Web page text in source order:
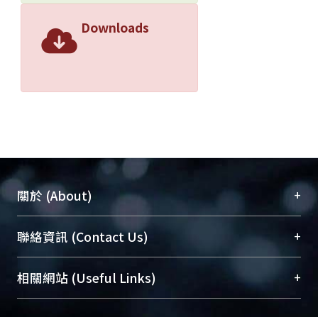
Downloads
關於 (About) +
臺大位居世界頂尖大學之列，為永久珍藏及向國際
展現本校豐碩的研究成果及學術能量，圖書館整合
機構典藏（NTUR）與學術庫（AH）不同功能平
台，成為臺大學術典藏NTU scholars。期能整合研
聯絡資訊 (Contact Us) +
總館學科館員(Main Library)
醫學圖書館學科館員(Medical Library)
相關網站 (Useful Links) +